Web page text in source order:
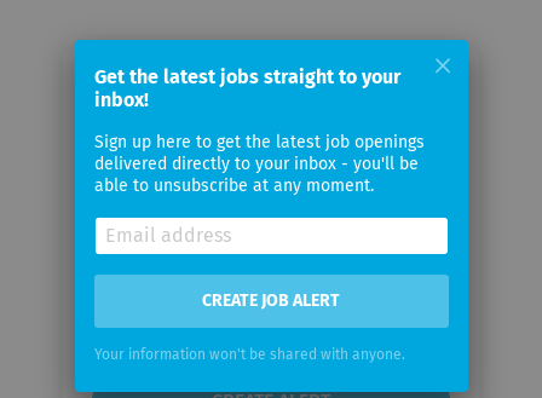
Email me jobs from StackFuel
GmbH
Your
email
Get the latest jobs straight to your
inbox!
Sign up here to get the latest job openings
delivered directly to your inbox - you'll be
able to unsubscribe at any moment.
CREATE JOB ALERT
Your information won't be shared with anyone.